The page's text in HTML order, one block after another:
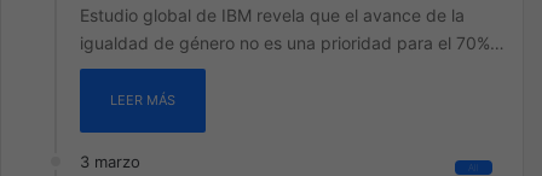
Estudio global de IBM revela que el avance de la
igualdad de género no es una prioridad para el 70%…
LEER MÁS
3 marzo All